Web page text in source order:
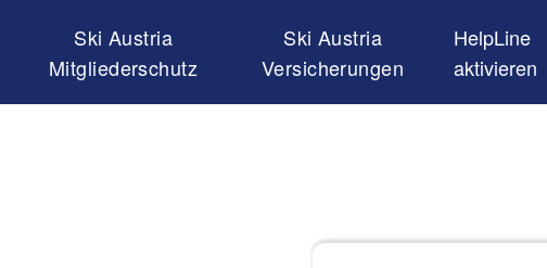
Ski Austria
Mitgliederschutz
Ski Austria
Versicherungen
HelpLine
aktivieren